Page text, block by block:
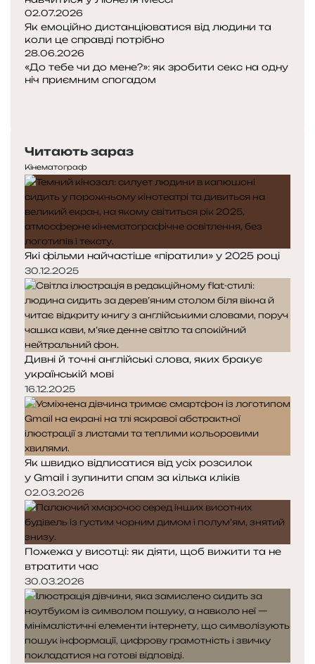
02.07.2026
Як емоційно дистанціюватися від людини та
коли це справді потрібно
28.06.2026
«До тебе чи до мене?»: як зробити секс на одну
ніч приємним спогадом
Читають зараз
Кінематограф
Які фільми найчастіше «піратили» у 2025 році
30.12.2025
Дивні й точні англійські слова, яких бракує
українській мові
16.12.2025
Як швидко відписатися від усіх розсилок
у Gmail і зупинити спам за кілька кліків
02.03.2026
Пожежа у висотці: як діяти, щоб вижити та не
втратити час
30.03.2026